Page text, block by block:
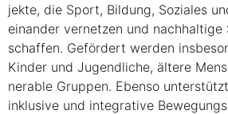
jek­te, die Sport, Bil­dung, Sozia­les
ein­an­der ver­net­zen und
schaf­fen. Geför­dert wer­den
Kin­der und Jugend­li­che, älte­re
nerable Grup­pen. Eben­so
inklu­si­ve und inte­gra­ti­ve